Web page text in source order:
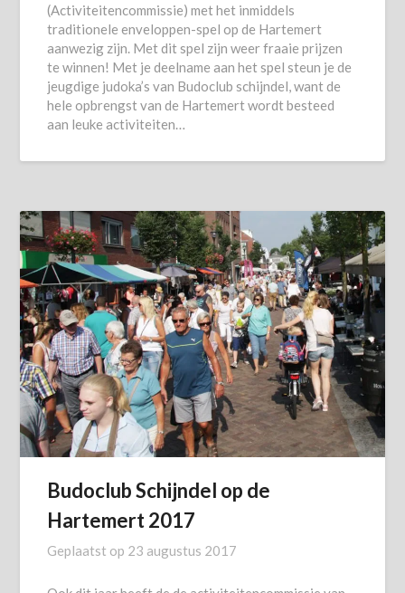
(Activiteitencommissie) met het inmiddels
traditionele enveloppen-spel op de Hartemert
aanwezig zijn. Met dit spel zijn weer fraaie prijzen
te winnen! Met je deelname aan het spel steun je de
jeugdige judoka’s van Budoclub schijndel, want de
hele opbrengst van de Hartemert wordt besteed
aan leuke activiteiten…
Budoclub Schijndel op de
Hartemert 2017
Geplaatst op 23 augustus 2017